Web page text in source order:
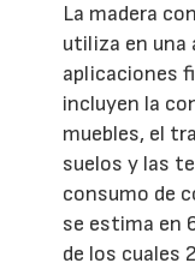
La madera
utiliza en una
aplicaciones
incluyen la
muebles, el
suelos y las
consumo de
se estima en
de los cuales